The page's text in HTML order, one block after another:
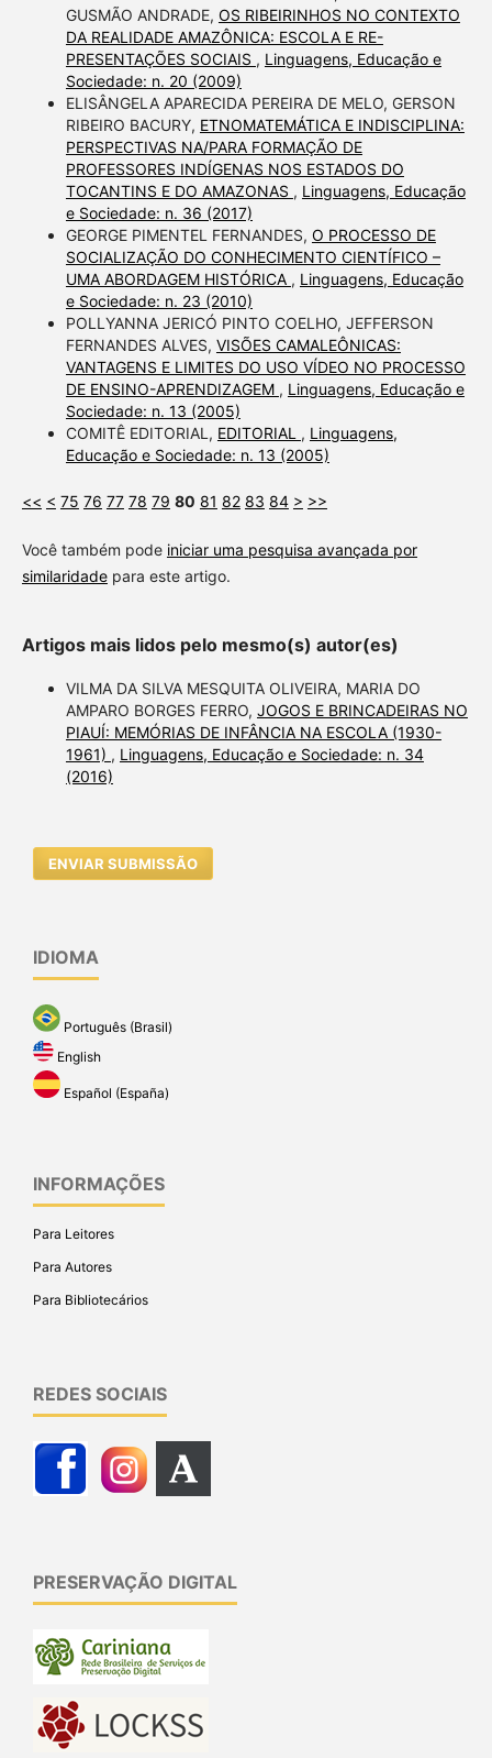
GUSMÃO ANDRADE, OS RIBEIRINHOS NO CONTEXTO
DA REALIDADE AMAZÔNICA: ESCOLA E RE-
PRESENTAÇÕES SOCIAIS , Linguagens, Educação e
Sociedade: n. 20 (2009)
ELISÂNGELA APARECIDA PEREIRA DE MELO, GERSON
RIBEIRO BACURY, ETNOMATEMÁTICA E INDISCIPLINA:
PERSPECTIVAS NA/PARA FORMAÇÃO DE
PROFESSORES INDÍGENAS NOS ESTADOS DO
TOCANTINS E DO AMAZONAS , Linguagens, Educação
e Sociedade: n. 36 (2017)
GEORGE PIMENTEL FERNANDES, O PROCESSO DE
SOCIALIZAÇÃO DO CONHECIMENTO CIENTÍFICO –
UMA ABORDAGEM HISTÓRICA , Linguagens, Educação
e Sociedade: n. 23 (2010)
POLLYANNA JERICÓ PINTO COELHO, JEFFERSON
FERNANDES ALVES, VISÕES CAMALEÔNICAS:
VANTAGENS E LIMITES DO USO VÍDEO NO PROCESSO
DE ENSINO-APRENDIZAGEM , Linguagens, Educação e
Sociedade: n. 13 (2005)
COMITÊ EDITORIAL, EDITORIAL , Linguagens,
Educação e Sociedade: n. 13 (2005)
<< < 75 76 77 78 79 80 81 82 83 84 > >>
Você também pode iniciar uma pesquisa avançada por
similaridadepara este artigo.
Artigos mais lidos pelo mesmo(s) autor(es)
VILMA DA SILVA MESQUITA OLIVEIRA, MARIA DO
AMPARO BORGES FERRO, JOGOS E BRINCADEIRAS NO
PIAUÍ: MEMÓRIAS DE INFÂNCIA NA ESCOLA (1930-
1961) , Linguagens, Educação e Sociedade: n. 34
(2016)
ENVIAR SUBMISSÃO
IDIOMA
Português (Brasil)
English
Español (España)
INFORMAÇÕES
Para Leitores
Para Autores
Para Bibliotecários
REDES SOCIAIS
PRESERVAÇÃO DIGITAL